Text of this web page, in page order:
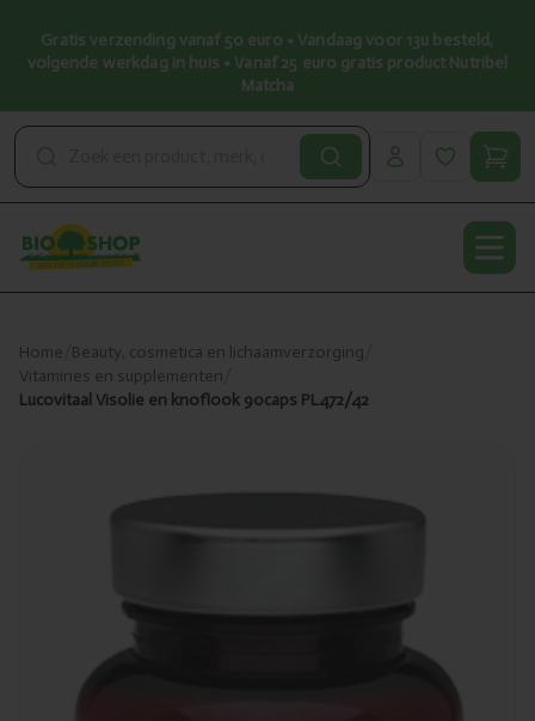
Gratis verzending vanaf 50 euro • Vandaag voor 13u besteld,
volgende werkdag in huis • Vanaf 25 euro gratis product Nutribel
Matcha
Home Beauty, cosmetica en lichaamverzorging
Vitamines en supplementen
Lucovitaal Visolie en knoflook 90caps PL472/42